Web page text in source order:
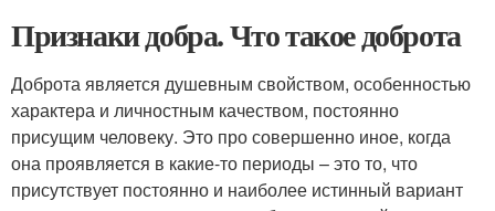
Признаки добра. Что такое доброта
Доброта является душевным свойством, особенностью
характера и личностным качеством, постоянно
присущим человеку. Это про совершенно иное, когда
она проявляется в какие-то периоды – это то, что
присутствует постоянно и наиболее истинный вариант